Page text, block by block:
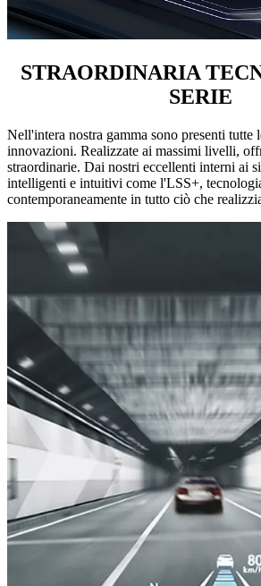
STRAORDINARIA
SERIE
Nell'intera nostra gamma sono presenti tutte
innovazioni. Realizzate ai massimi livelli,
straordinarie. Dai nostri eccellenti interni ai
intelligenti e intuitivi come l'LSS+,
contemporaneamente in tutto ciò che